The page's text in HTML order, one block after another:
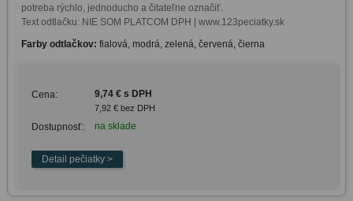
potreba rýchlo, jednoducho a čitateľne označiť.
Text odtlačku: NIE SOM PLATCOM DPH | www.123peciatky.sk
Farby odtlačkov: fialová, modrá, zelená, červená, čierna
Cena: 9,74 € s DPH
7,92 € bez DPH
Dostupnosť: na sklade